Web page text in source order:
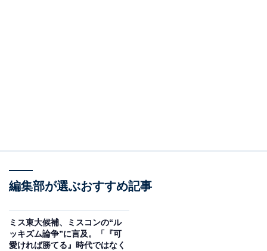
編集部が選ぶおすすめ記事
ミス東大候補、ミスコンの“ル
ッキズム論争”に言及。「『可
愛ければ勝てる』時代ではなく